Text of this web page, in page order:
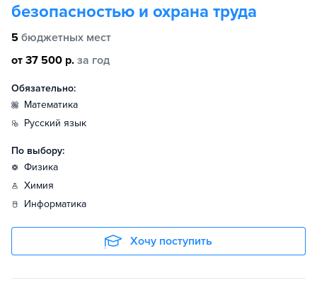
безопасностью и охрана труда
5 бюджетных мест
от 37 500 р. за год
Обязательно:
математика
русский язык
По выбору:
физика
химия
информатика
Хочу поступить